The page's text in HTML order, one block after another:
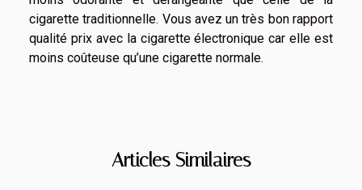
cigarette traditionnelle. Vous avez un très bon rapport
qualité prix avec la cigarette électronique car elle est
moins coûteuse qu’une cigarette normale.
Articles Similaires